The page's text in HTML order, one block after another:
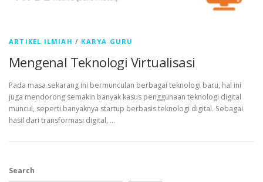
ARTIKEL ILMIAH / KARYA GURU
Mengenal Teknologi Virtualisasi
Pada masa sekarang ini bermunculan berbagai teknologi baru, hal ini
juga mendorong semakin banyak kasus penggunaan teknologi digital
muncul, seperti banyaknya startup berbasis teknologi digital. Sebagai
hasil dari transformasi digital, …
Search